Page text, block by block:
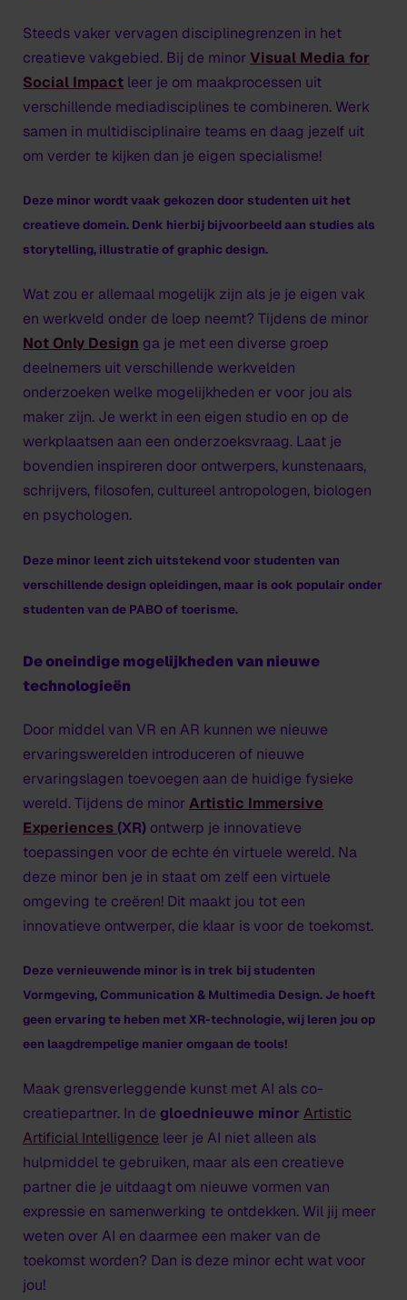
Steeds vaker vervagen disciplinegrenzen in het
creatieve vakgebied. Bij de minor Visual Media for
Social Impact leer je om maakprocessen uit
verschillende mediadisciplines te combineren. Werk
samen in multidisciplinaire teams en daag jezelf uit
om verder te kijken dan je eigen specialisme!
Deze minor wordt vaak gekozen door studenten uit het
creatieve domein. Denk hierbij bijvoorbeeld aan studies als
storytelling, illustratie of graphic design.
Wat zou er allemaal mogelijk zijn als je je eigen vak
en werkveld onder de loep neemt? Tijdens de minor
Not Only Design ga je met een diverse groep
deelnemers uit verschillende werkvelden
onderzoeken welke mogelijkheden er voor jou als
maker zijn. Je werkt in een eigen studio en op de
werkplaatsen aan een onderzoeksvraag. Laat je
bovendien inspireren door ontwerpers, kunstenaars,
schrijvers, filosofen, cultureel antropologen, biologen
en psychologen.
Deze minor leent zich uitstekend voor studenten van
verschillende design opleidingen, maar is ook populair onder
studenten van de PABO of toerisme.
De oneindige mogelijkheden van nieuwe
technologieën
Door middel van VR en AR kunnen we nieuwe
ervaringswerelden introduceren of nieuwe
ervaringslagen toevoegen aan de huidige fysieke
wereld. Tijdens de minor Artistic Immersive
Experiences (XR) ontwerp je innovatieve
toepassingen voor de echte én virtuele wereld. Na
deze minor ben je in staat om zelf een virtuele
omgeving te creëren! Dit maakt jou tot een
innovatieve ontwerper, die klaar is voor de toekomst.
Deze vernieuwende minor is in trek bij studenten
Vormgeving, Communication & Multimedia Design. Je hoeft
geen ervaring te heben met XR-technologie, wij leren jou op
een laagdrempelige manier omgaan de tools!
Maak grensverleggende kunst met AI als co-
creatiepartner. In de gloednieuwe minor Artistic
Artificial Intelligence leer je AI niet alleen als
hulpmiddel te gebruiken, maar als een creatieve
partner die je uitdaagt om nieuwe vormen van
expressie en samenwerking te ontdekken. Wil jij meer
weten over AI en daarmee een maker van de
toekomst worden? Dan is deze minor echt wat voor
jou!